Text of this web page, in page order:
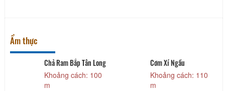
Ẩm thực
Chả Ram Bắp Tân Long
Khoảng cách: 100
m
Cơm Xí Ngầu
Khoảng cách: 110
m